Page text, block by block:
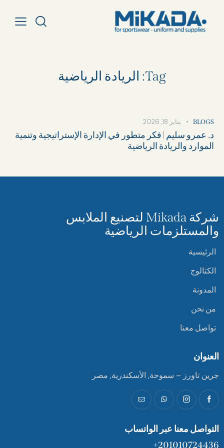
Tag: الريادة الرياضية
BLOGS يناير 18, 2026
د. عمرو سليم | فكر متطور في الإدارة الإستراتيجية وتنمية
الموارد والريادة الرياضية
شركة Mikada لتصنيع الملابس
والمستلزمات الرياضية
الرئيسية
الكتالوج
المدونة
من نحن
تواصل معنا
العنوان
جرين تاورز – سموحة, الأسكندرية, مصر
التواصل معنا عبر الواتساب
201010724436+